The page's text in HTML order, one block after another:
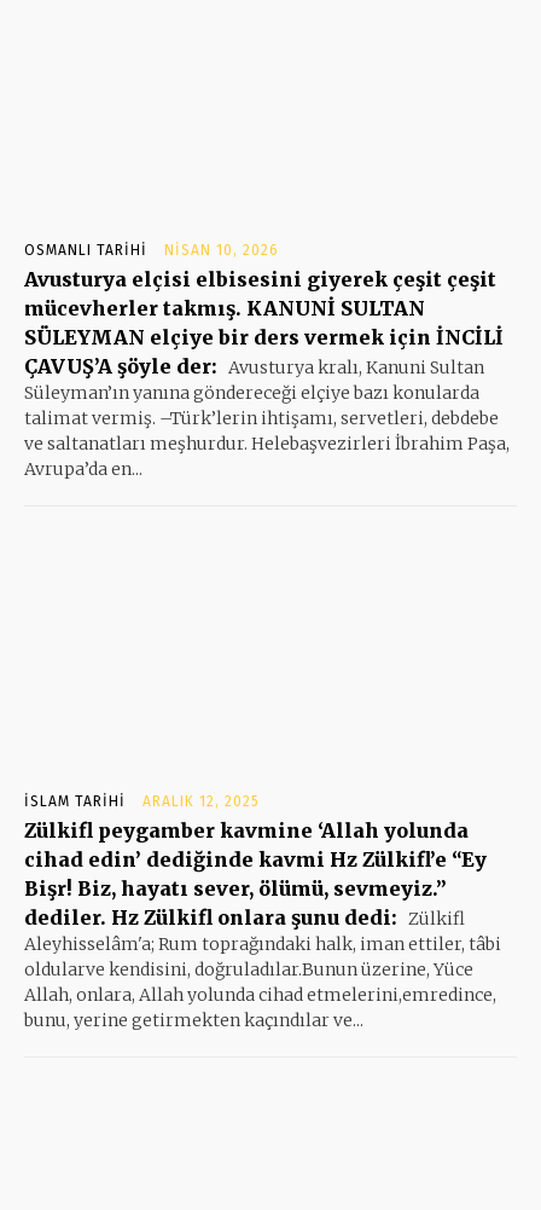
OSMANLI TARIHI NISAN 10, 2026
Avusturya elçisi elbisesini giyerek çeşit çeşit
mücevherler takmış. KANUNİ SULTAN
SÜLEYMAN elçiye bir ders vermek için İNCİLİ
ÇAVUŞ’A şöyle der: Avusturya kralı, Kanuni Sultan
Süleyman’ın yanına göndereceği elçiye bazı konularda
talimat vermiş. –Türk’lerin ihtişamı, servetleri, debdebe
ve saltanatları meşhurdur. Helebaşvezirleri İbrahim Paşa,
Avrupa’da en...
İSLAM TARIHI ARALIK 12, 2025
Zülkifl peygamber kavmine ‘Allah yolunda
cihad edin’ dediğinde kavmi Hz Zülkifl’e “Ey
Bişr! Biz, hayatı sever, ölümü, sevmeyiz.”
dediler. Hz Zülkifl onlara şunu dedi: Zülkifl
Aleyhisselâm'a; Rum toprağındaki halk, iman ettiler, tâbi
oldularve kendisini, doğruladılar.Bunun üzerine, Yüce
Allah, onlara, Allah yolunda cihad etmelerini,emredince,
bunu, yerine getirmekten kaçındılar ve...